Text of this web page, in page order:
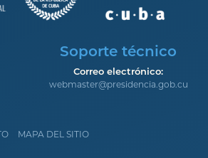
Soporte técnico
Correo electrónico:
webmaster@presidencia.gob.cu
MAPA DEL SITIO